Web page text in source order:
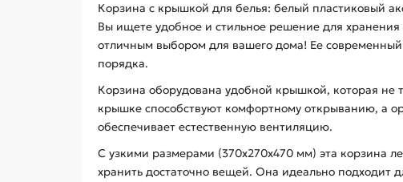
Корзина с крышкой для белья: белый пластиковый
Вы ищете удобное и стильное решение для хранения
отличным выбором для вашего дома! Ее
порядка.
Корзина оборудована удобной крышкой, которая не
крышке способствуют комфортному открыванию, а
обеспечивает естественную вентиляцию.
С узкими размерами (370х270х470 мм) эта корзина
хранить достаточно вещей. Она идеально подходит